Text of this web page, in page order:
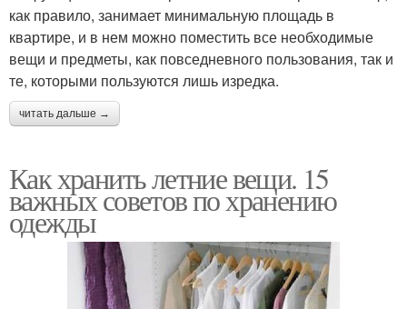
как правило, занимает минимальную площадь в
квартире, и в нем можно поместить все необходимые
вещи и предметы, как повседневного пользования, так и
те, которыми пользуются лишь изредка.
читать дальше →
Как хранить летние вещи. 15
важных советов по хранению
одежды